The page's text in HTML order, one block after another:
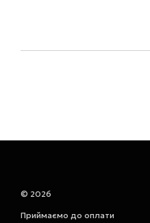
© 2026
Приймаємо до оплати